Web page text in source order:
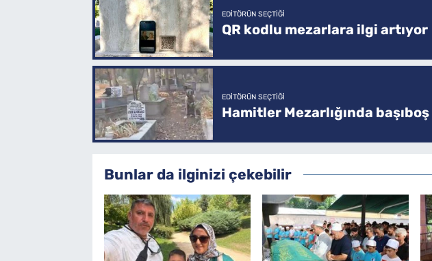
EDITÖRÜN SEÇTIĞI
QR kodlu mezarlara ilgi artıyor
EDITÖRÜN SEÇTIĞI
Hamitler Mezarlığında
Bunlar da ilginizi çekebilir